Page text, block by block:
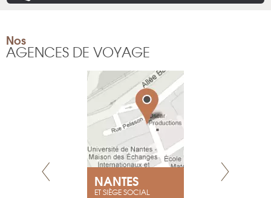
Nos
AGENCES DE VOYAGE
NANTES
ET SIÈGE SOCIAL